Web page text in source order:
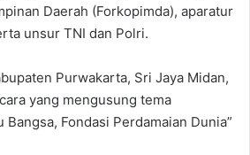
Daerah (Forkopimda), aparatur
unsur TNI dan Polri.
Purwakarta, Sri Jaya Midan,
yang mengusung tema
Bangsa, Fondasi Perdamaian Dunia”